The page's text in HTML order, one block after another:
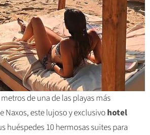
de una de las playas más
Naxos, este lujoso y exclusivohotel
huéspedes 10 hermosas suites para